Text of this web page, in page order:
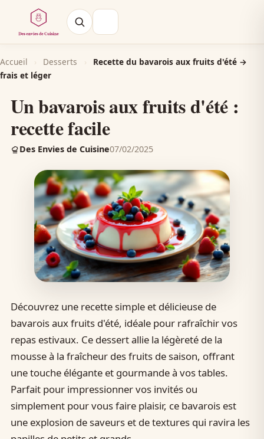
Accueil › Desserts ›
Recette du bavarois aux fruits d'été →
frais et léger
Un bavarois aux fruits d'été :
recette facile
Des Envies de Cuisine07/02/2025
Découvrez une recette simple et délicieuse de
bavarois aux fruits d'été, idéale pour rafraîchir vos
repas estivaux. Ce dessert allie la légèreté de la
mousse à la fraîcheur des fruits de saison, offrant
une touche élégante et gourmande à vos tables.
Parfait pour impressionner vos invités ou
simplement pour vous faire plaisir, ce bavarois est
une explosion de saveurs et de textures qui ravira les